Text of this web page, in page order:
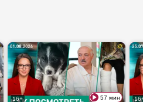
16+ 57 мин